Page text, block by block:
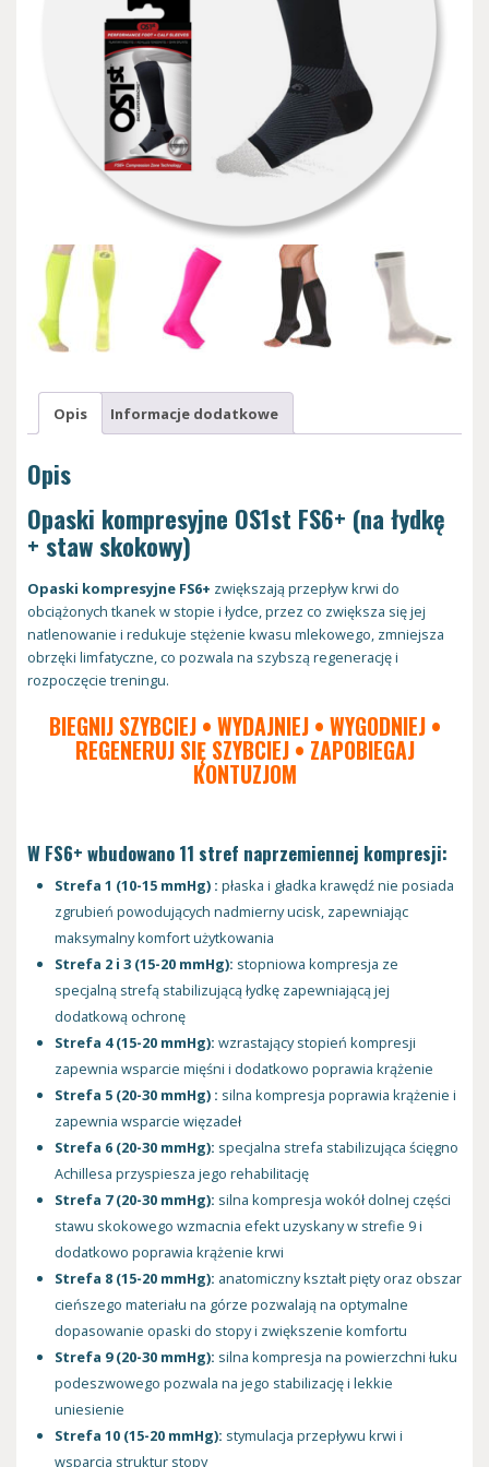
Opis Informacje dodatkowe
Opis
Opaski kompresyjne OS1st FS6+ (na łydkę
+ staw skokowy)
Opaski kompresyjne FS6+ zwiększają przepływ krwi do
obciążonych tkanek w stopie i łydce, przez co zwiększa się jej
natlenowanie i redukuje stężenie kwasu mlekowego, zmniejsza
obrzęki limfatyczne, co pozwala na szybszą regenerację i
rozpoczęcie treningu.
BIEGNIJ SZYBCIEJ • WYDAJNIEJ • WYGODNIEJ •
REGENERUJ SIĘ SZYBCIEJ • ZAPOBIEGAJ
KONTUZJOM
W FS6+ wbudowano 11 stref naprzemiennej kompresji:
Strefa 1 (10-15 mmHg) : płaska i gładka krawędź nie posiada
zgrubień powodujących nadmierny ucisk, zapewniając
maksymalny komfort użytkowania
Strefa 2 i 3 (15-20 mmHg): stopniowa kompresja ze
specjalną strefą stabilizującą łydkę zapewniającą jej
dodatkową ochronę
Strefa 4 (15-20 mmHg): wzrastający stopień kompresji
zapewnia wsparcie mięśni i dodatkowo poprawia krążenie
Strefa 5 (20-30 mmHg) : silna kompresja poprawia krążenie i
zapewnia wsparcie więzadeł
Strefa 6 (20-30 mmHg): specjalna strefa stabilizująca ścięgno
Achillesa przyspiesza jego rehabilitację
Strefa 7 (20-30 mmHg): silna kompresja wokół dolnej części
stawu skokowego wzmacnia efekt uzyskany w strefie 9 i
dodatkowo poprawia krążenie krwi
Strefa 8 (15-20 mmHg): anatomiczny kształt pięty oraz obszar
cieńszego materiału na górze pozwalają na optymalne
dopasowanie opaski do stopy i zwiększenie komfortu
Strefa 9 (20-30 mmHg): silna kompresja na powierzchni łuku
podeszwowego pozwala na jego stabilizację i lekkie
uniesienie
Strefa 10 (15-20 mmHg): stymulacja przepływu krwi i
wsparcia struktur stopy